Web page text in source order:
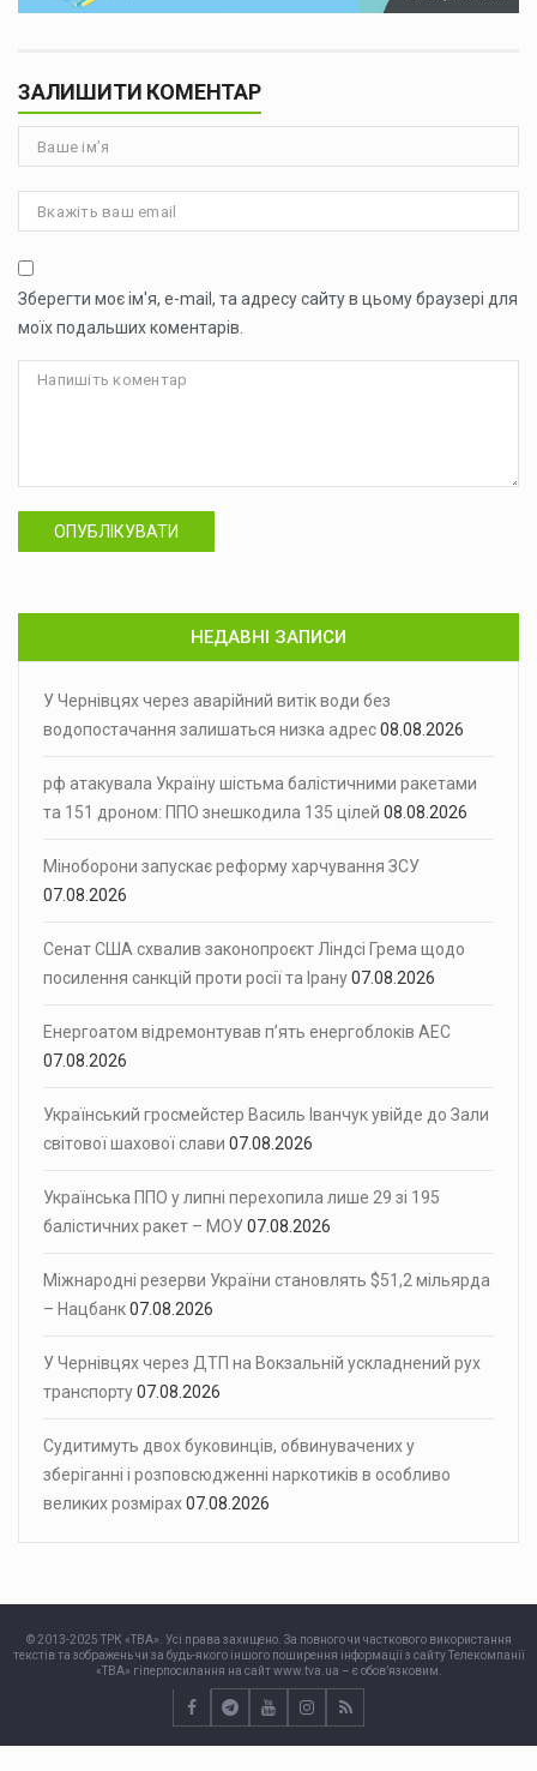
ЗАЛИШИТИ КОМЕНТАР
Зберегти моє ім'я, e-mail, та адресу сайту в цьому браузері для
моїх подальших коментарів.
ОПУБЛІКУВАТИ
НЕДАВНІ ЗАПИСИ
У Чернівцях через аварійний витік води без
водопостачання залишаться низка адрес08.08.2026
рф атакувала Україну шістьма балістичними ракетами
та 151 дроном: ППО знешкодила 135 цілей 08.08.2026
Міноборони запускає реформу харчування ЗСУ
07.08.2026
Сенат США схвалив законопроєкт Ліндсі Грема щодо
посилення санкцій проти росії та Ірану07.08.2026
Енергоатом відремонтував п’ять енергоблоків АЕС
07.08.2026
Український гросмейстер Василь Іванчук увійде до Зали
світової шахової слави 07.08.2026
Українська ППО у липні перехопила лише 29 зі 195
балістичних ракет – МОУ07.08.2026
Міжнародні резерви України становлять $51,2 мільярда
– Нацбанк07.08.2026
У Чернівцях через ДТП на Вокзальній ускладнений рух
транспорту07.08.2026
Судитимуть двох буковинців, обвинувачених у
зберіганні і розповсюдженні наркотиків в особливо
великих розмірах07.08.2026
© 2013-2025 ТРК «ТВА». Усі права захищено. За повного чи часткового використання
текстів та зображень чи за будь-якого іншого поширення інформації з сайту Телекомпанії
«ТВА» гіперпосилання на сайт www.tva.ua – є обов’язковим.